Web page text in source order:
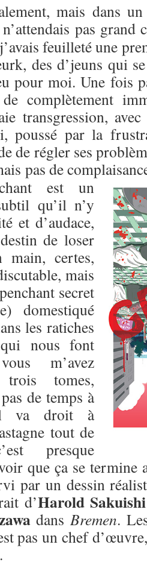
mais dans
pas grand
feuilleté une
des d’jeuns qui
pour moi. Une fois
complètement
transgression,
poussé par la
de régler ses
pas de
est un
qu’il n’y
et d’audace,
de loser
certes,
mais
secret
domestiqué
les ratiches
nous font
m’avez
tomes,
de temps à
va droit à
tout de
presque
que ça se
par un dessin
d’Harold Sakuishi
dansBremen.
pas un chef